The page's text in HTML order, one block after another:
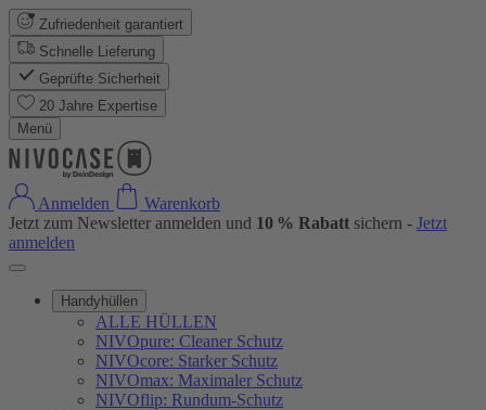
Zufriedenheit garantiert
Schnelle Lieferung
Geprüfte Sicherheit
20 Jahre Expertise
Menü
Anmelden
Warenkorb
Jetzt zum Newsletter anmelden und 10 % Rabatt sichern - Jetzt
anmelden
Handyhüllen
ALLE HÜLLEN
NIVOpure: Cleaner Schutz
NIVOcore: Starker Schutz
NIVOmax: Maximaler Schutz
NIVOflip: Rundum-Schutz